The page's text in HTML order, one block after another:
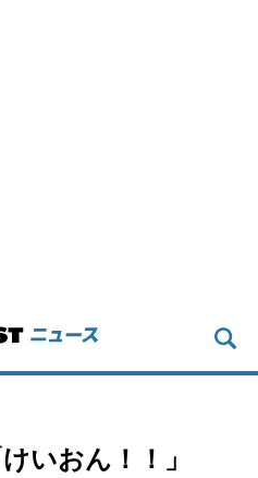
いおん！！」